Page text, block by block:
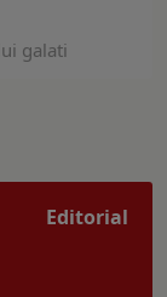
galati
Editorial